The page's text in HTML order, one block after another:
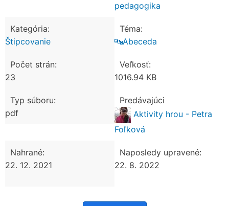
pedagogika
Kategória:
Štipcovanie
Téma:
🔤Abeceda
Počet strán:
23
Veľkosť:
1016.94 KB
Typ súboru:
pdf
Predávajúci
Aktivity hrou - Petra
Foľková
Nahrané:
22. 12. 2021
Naposledy upravené:
22. 8. 2022